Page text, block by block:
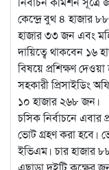
কেন্দ্রে বুথ ৪ হাজার
হাজার ৩৩ জন এবং
দায়িত্বে থাকবেন ১৬
বিষয়ে প্রশিক্ষণ
সহকারী প্রিসাইডিং
১০ হাজার ২৬৮ জন।
চসিক নির্বাচনে এবার
ভোট গ্রহণ করা হবে।
ইভিএম। চার হাজার